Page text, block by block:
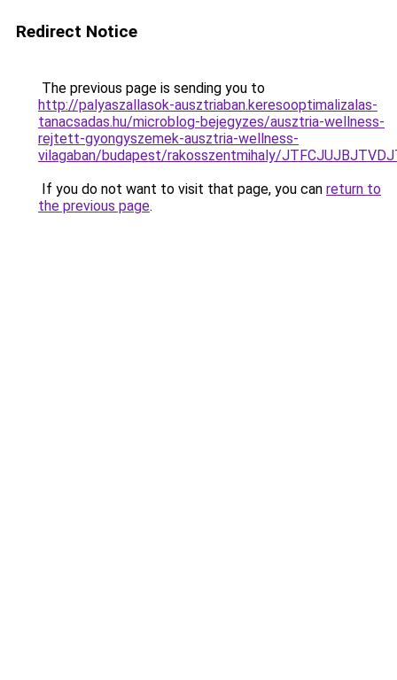
Redirect Notice
The previous page is sending you to
http://palyaszallasok-ausztriaban.keresooptimalizalas-
tanacsadas.hu/microblog-bejegyzes/ausztria-wellness-
rejtett-gyongyszemek-ausztria-wellness-
vilagaban/budapest/rakosszentmihaly/
If you do not want to visit that page, you can return to
the previous page.